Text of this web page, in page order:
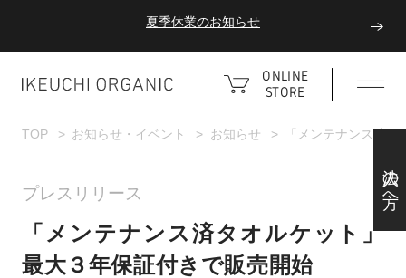
夏季休業のお知らせ
ダブルポイント！夏をアクティブに楽しむ夏タオル
ONLINE
STORE
法人の方へ
TOP お知らせ・イベント お知らせ 「メンテナンス済
プレスリリース
「メンテナンス済タオルケット」
最大３年保証付きで販売開始